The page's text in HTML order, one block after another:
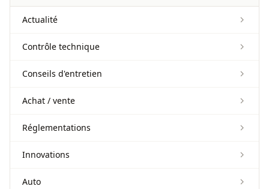
Actualité
Contrôle technique
Conseils d'entretien
Achat / vente
Réglementations
Innovations
Auto